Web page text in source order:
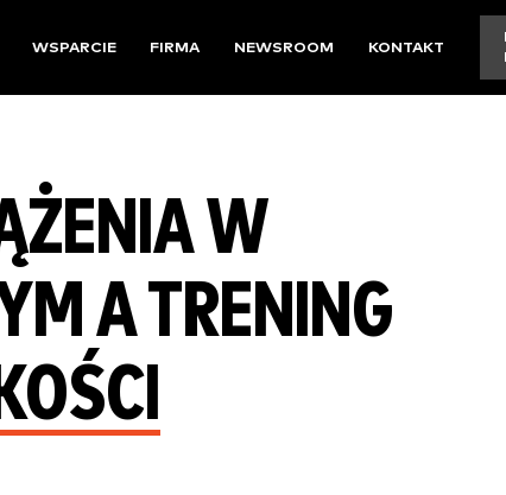
WSPARCIE FIRMA NEWSROOM KONTAKT
W
A TRENING